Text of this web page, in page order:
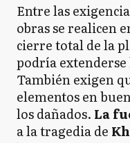
Entre las
obras se realicen
cierre total de la
podría extenderse
También exigen
elementos en
los dañados. La
a la tragedia de